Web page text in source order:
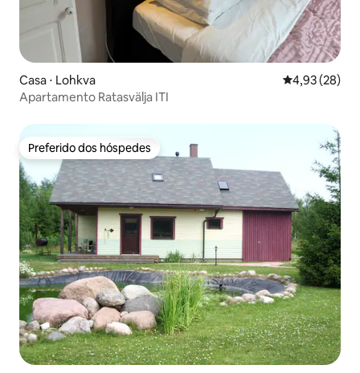
Casa ⋅ Lohkva 4,93 de uma
4,93 (28)
Apartamento Ratasvälja ITI
Preferido dos hóspedes
Preferido dos hóspedes